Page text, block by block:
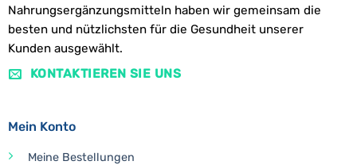
Nahrungsergänzungsmitteln haben wir gemeinsam die
besten und nützlichsten für die Gesundheit unserer
Kunden ausgewählt.
KONTAKTIEREN SIE UNS
Mein Konto
Meine Bestellungen